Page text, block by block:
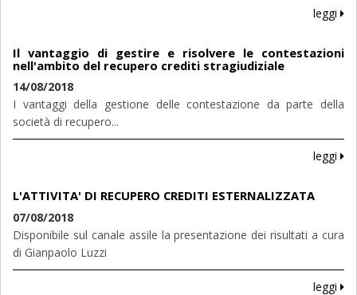
leggi
Il vantaggio di gestire e risolvere le contestazioni
nell'ambito del recupero crediti stragiudiziale
14/08/2018
I vantaggi della gestione delle contestazione da parte della
società di recupero...
leggi
L'ATTIVITA' DI RECUPERO CREDITI ESTERNALIZZATA
07/08/2018
Disponibile sul canale assile la presentazione dei risultati a cura
di Gianpaolo Luzzi
leggi